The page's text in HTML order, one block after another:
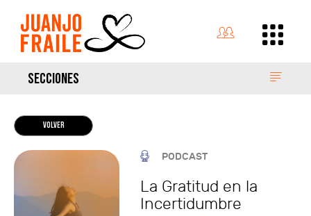
SECCIONES
VOLVER
PODCAST
La Gratitud en la
Incertidumbre